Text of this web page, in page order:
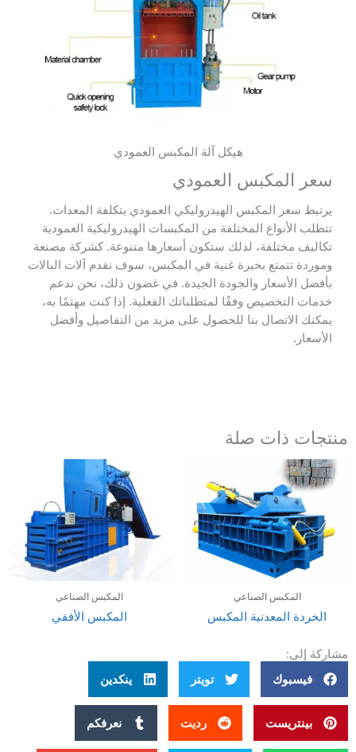
هيكل آلة المكبس العمودي
سعر المكبس العمودي
يرتبط سعر المكبس الهيدروليكي العمودي بتكلفة المعدات.
تتطلب الأنواع المختلفة من المكبسات الهيدروليكية العمودية
تكاليف مختلفة، لذلك ستكون أسعارها متنوعة. كشركة مصنعة
وموردة تتمتع بخبرة غنية في المكبس، سوف نقدم آلات البالات
بأفضل الأسعار والجودة الجيدة. في غضون ذلك، نحن ندعم
خدمات التخصيص وفقًا لمتطلباتك الفعلية. إذا كنت مهتمًا به،
يمكنك الاتصال بنا للحصول على مزيد من التفاصيل وأفضل
الأسعار.
منتجات ذات صلة
المكبس الصناعي
الخردة المعدنية المكبس
المكبس الصناعي
المكبس الأفقي
مشاركة إلى:
فيسبوك تويتر ينكدين
بينتريست رديت نعرفكم